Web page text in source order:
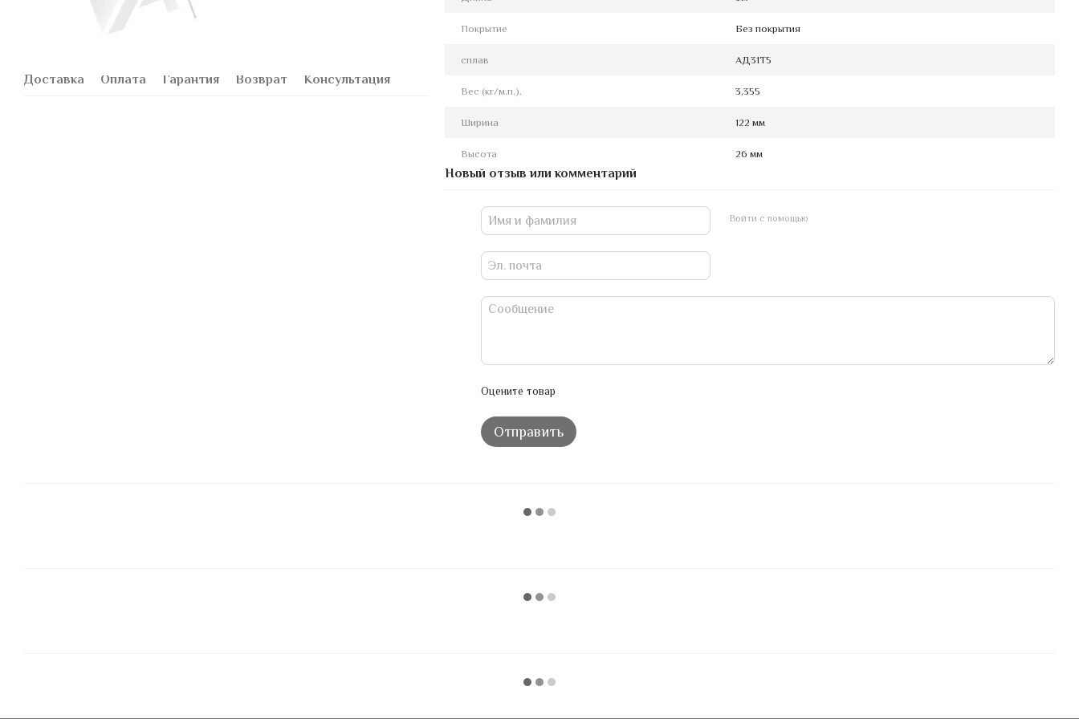
Доставка Оплата Гарантия Возврат Консультация
Покрытие Без покрытия
сплав АД31Т5
Вес (кг/м.п.). 3,355
Ширина 122 мм
Высота 26 мм
Новый отзыв или комментарий
Войти с помощью
Оцените товар
Отправить